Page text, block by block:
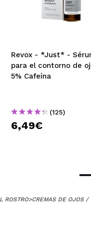
Revox - *Just* -
para el contorno de
5% Cafeína
(125)
6,49€
ROSTRO>CREMAS DE OJOS /